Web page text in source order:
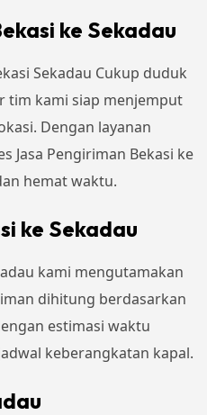
ke Sekadau
Sekadau Cukup duduk
tim kami siap menjemput
Dengan layanan
Jasa Pengiriman Bekasi ke
hemat waktu.
ke Sekadau
kami mengutamakan
dihitung berdasarkan
estimasi waktu
keberangkatan kapal.